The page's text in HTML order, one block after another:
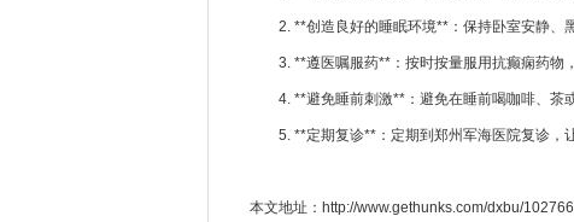
2. **创造良好的睡眠环境**：保持卧室安静、黑
3. **遵医嘱服药**：按时按量服用抗癫痫药物，
4. **避免睡前刺激**：避免在睡前喝咖啡、茶或
5. **定期复诊**：定期到郑州军海医院复诊，让
本文地址： http://www.gethunks.com/dxbu/